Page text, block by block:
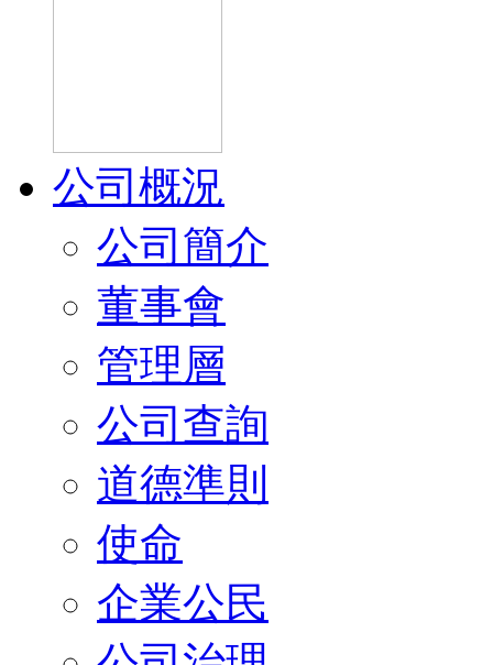
公司概況
公司簡介
董事會
管理層
公司查詢
道德準則
使命
企業公民